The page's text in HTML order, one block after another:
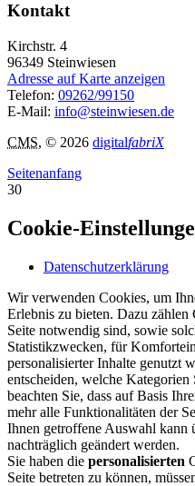
Kontakt
Kirchstr. 4
96349 Steinwiesen
Adresse auf Karte anzeigen
Telefon: 09262/99150
E-Mail: info@steinwiesen.de
CMS, © 2026 digitalfabriX
Seitenanfang
30
Cookie-
Datenschutzerklärung
Wir verwenden Cookies, um
Erlebnis zu bieten. Dazu
Seite notwendig sind, sowie
Statistikzwecken, für
personalisierter Inhalte genutzt
entscheiden, welche Kategorien
beachten Sie, dass auf Basis
mehr alle Funktionalitäten der
Ihnen getroffene Auswahl kann
nachträglich geändert werden.
Sie haben die personalisierten
Seite betreten zu können,